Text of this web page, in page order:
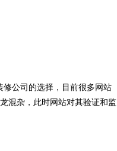
公司的选择，目前很多网站
混杂，此时网站对其验证和监